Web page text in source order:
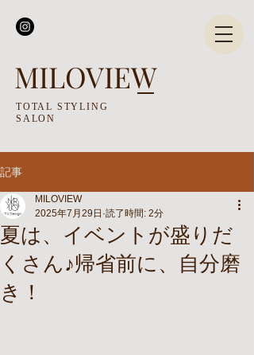
MILOVIEW
TOTAL STYLING
SALON
記事
夏は、イベントが盛りだ
くさん♪帰省前に、自分磨
き！
MILOVIEW
2025年7月29日 読了時間: 2分